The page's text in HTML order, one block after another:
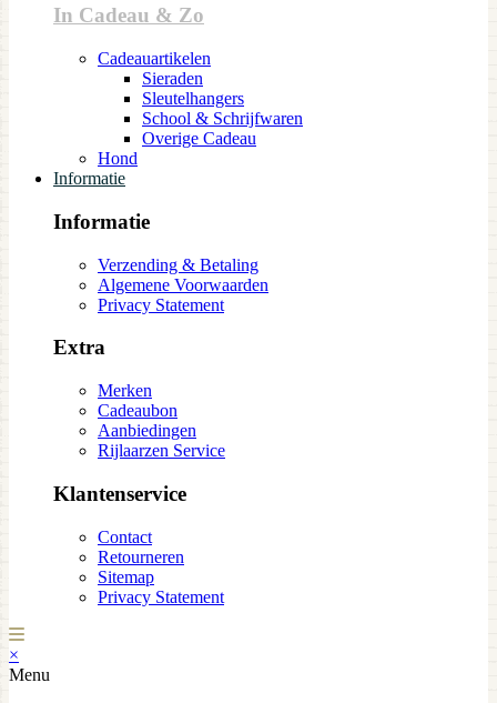
In Cadeau & Zo
Cadeauartikelen
Sieraden
Sleutelhangers
School & Schrijfwaren
Overige Cadeau
Hond
Informatie
Informatie
Verzending & Betaling
Algemene Voorwaarden
Privacy Statement
Extra
Merken
Cadeaubon
Aanbiedingen
Rijlaarzen Service
Klantenservice
Contact
Retourneren
Sitemap
Privacy Statement
×
Menu